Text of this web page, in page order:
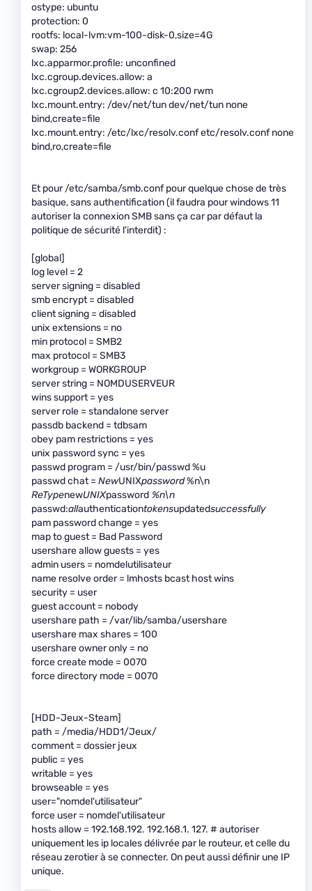
ostype: ubuntu
protection: 0
rootfs: local-lvm:vm-100-disk-0,size=4G
swap: 256
lxc.apparmor.profile: unconfined
lxc.cgroup.devices.allow: a
lxc.cgroup2.devices.allow: c 10:200 rwm
lxc.mount.entry: /dev/net/tun dev/net/tun none
bind,create=file
lxc.mount.entry: /etc/lxc/resolv.conf etc/resolv.conf none
bind,ro,create=file
Et pour /etc/samba/smb.conf pour quelque chose de très
basique, sans authentification (il faudra pour windows 11
autoriser la connexion SMB sans ça car par défaut la
politique de sécurité l'interdit) :
[global]
log level = 2
server signing = disabled
smb encrypt = disabled
client signing = disabled
unix extensions = no
min protocol = SMB2
max protocol = SMB3
workgroup = WORKGROUP
server string = NOMDUSERVEUR
wins support = yes
server role = standalone server
passdb backend = tdbsam
obey pam restrictions = yes
unix password sync = yes
passwd program = /usr/bin/passwd %u
passwd chat = NewUNIXpassword%n\n
ReTypenewUNIXpassword %n\n
passwd:allauthenticationtokensupdatedsuccessfully
pam password change = yes
map to guest = Bad Password
usershare allow guests = yes
admin users = nomdelutilisateur
name resolve order = lmhosts bcast host wins
security = user
guest account = nobody
usershare path = /var/lib/samba/usershare
usershare max shares = 100
usershare owner only = no
force create mode = 0070
force directory mode = 0070
[HDD-Jeux-Steam]
path = /media/HDD1/Jeux/
comment = dossier jeux
public = yes
writable = yes
browseable = yes
user="nomdel'utilisateur"
force user = nomdel'utilisateur
hosts allow = 192.168.192. 192.168.1. 127. # autoriser
uniquement les ip locales délivrée par le routeur, et celle du
réseau zerotier à se connecter. On peut aussi définir une IP
unique.